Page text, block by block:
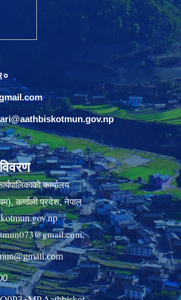
कार्यालय
कर्णाली प्रदेश, नेपाल
,